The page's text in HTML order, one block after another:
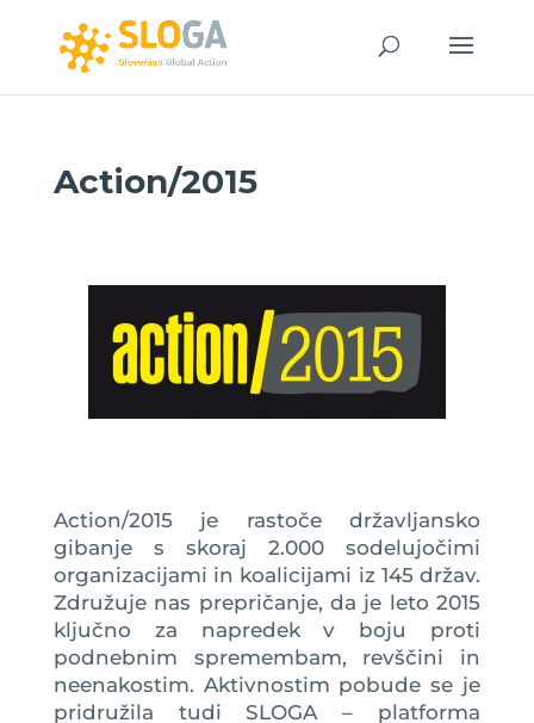
Action/2015
Action/2015 je rastoče državljansko
gibanje s skoraj 2.000 sodelujočimi
organizacijami in koalicijami iz 145 držav.
Združuje nas prepričanje, da je leto 2015
ključno za napredek v boju proti
podnebnim spremembam, revščini in
neenakostim. Aktivnostim pobude se je
pridružila tudi SLOGA – platforma